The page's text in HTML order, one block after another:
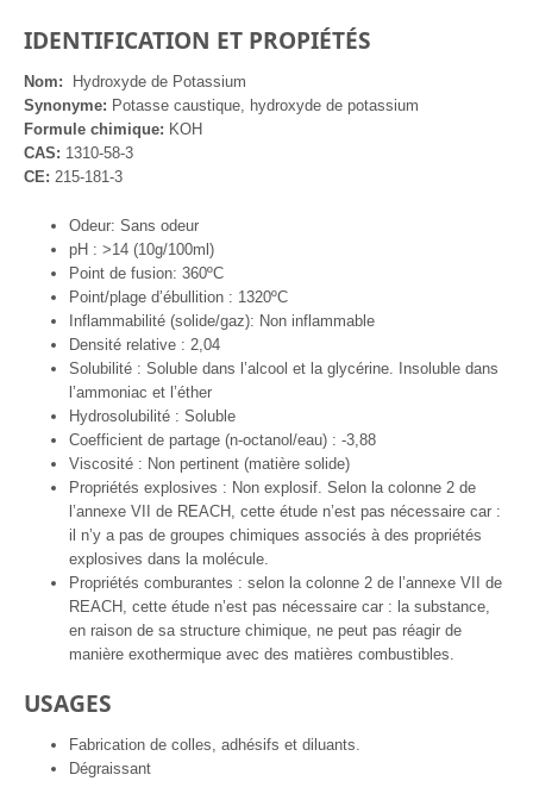
IDENTIFICATION ET PROPIÉTÉS
Nom:
Hydroxyde de Potassium
Synonyme: Potasse caustique, hydroxyde de potassium
Formule chimique: KOH
CAS: 1310-58-3
CE: 215-181-3
Odeur: Sans odeur
pH : >14 (10g/100ml)
Point de fusion: 360ºC
Point/plage d’ébullition : 1320ºC
Inflammabilité (solide/gaz): Non inflammable
Densité relative : 2,04
Solubilité : Soluble dans l’alcool et la glycérine. Insoluble dans
l’ammoniac et l’éther
Hydrosolubilité : Soluble
Coefficient de partage (n-octanol/eau) : -3,88
Viscosité : Non pertinent (matière solide)
Propriétés explosives : Non explosif. Selon la colonne 2 de
l’annexe VII de REACH, cette étude n’est pas nécessaire car :
il n’y a pas de groupes chimiques associés à des propriétés
explosives dans la molécule.
Propriétés comburantes : selon la colonne 2 de l’annexe VII de
REACH, cette étude n’est pas nécessaire car : la substance,
en raison de sa structure chimique, ne peut pas réagir de
manière exothermique avec des matières combustibles.
USAGES
Fabrication de colles, adhésifs et diluants.
Dégraissant